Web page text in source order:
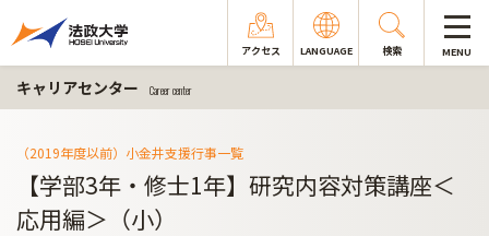
アクセス LANGUAGE 検索 MENU
キャリアセンター Career center
（2019年度以前）小金井支援行事一覧
【学部3年・修士1年】研究内容対策講座＜
応用編＞（小）